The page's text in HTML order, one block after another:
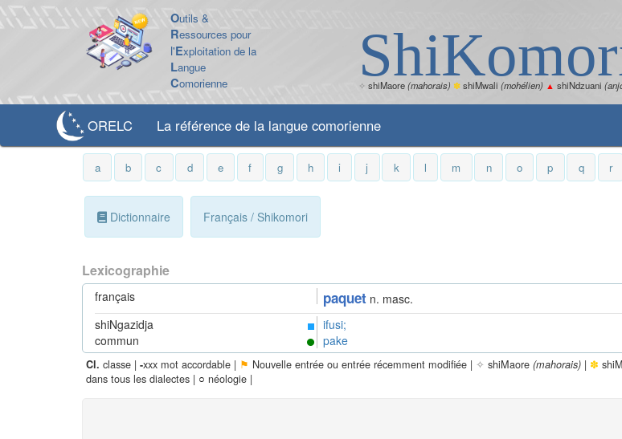
Outils &
Ressources pour
l'Exploitation de la
Langue
Comorienne ✧ shiMaore(mahorais) ✽shiMwali (mohélien) ▲ shiNdzuani
ORELC La référence de la langue comorienne
a b c d e f g h i j k l m n o p q r
Dictionnaire Français / Shikomori
Lexicographie
français paquet n. masc.
shiNgazidja
ifusi;
commun
pake
Cl. classe | -xxx mot accordable | ⚑ Nouvelle entrée ou entrée récemment modifiée | ✧ shiMaore (mahorais) | ✽
dans tous les dialectes | ○ néologie |